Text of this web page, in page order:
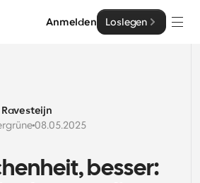
Anmelden Loslegen
einfach gemacht
08.05.2025
besser: